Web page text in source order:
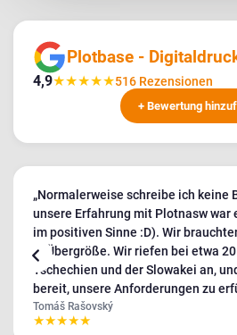
Plotbase -
4,9★★★★★516 Rezensionen
+ Bewertung
„Normalerweise schreibe ich keine
unsere Erfahrung mit Plotnasw war
im positiven Sinne :D). Wir brauchten dringend ein Banner
in Übergröße. Wir riefen bei etwa
Tschechien und der Slowakei an,
bereit, unsere Anforderungen zu
einer sehr positiven Einstellung. Die
unfreundlich und zurückhaltend. Wir erhielten die Banner
Tomáš Rašovský
★★★★★